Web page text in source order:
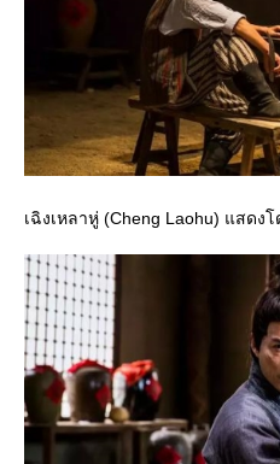
เฉิงเหลาหู่ (Cheng Laohu) แสดง